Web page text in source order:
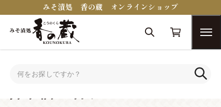
みそ漬処 香の蔵 オンラインショップ